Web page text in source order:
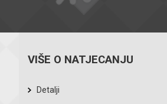
VIŠE O NATJECANJU
Detalji